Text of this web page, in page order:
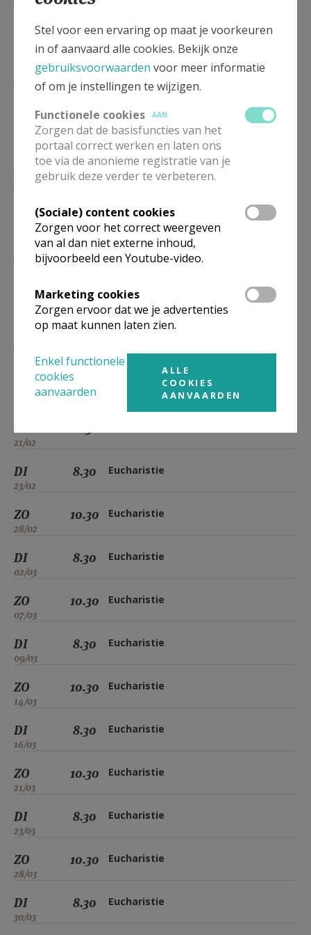
19/01
Eucharistie
10.30 Eucharistie
26/01
8.30 Eucharistie
10.30 Eucharistie
02/02
8.30 Eucharistie
10.30 Eucharistie
09/02
8.30 Eucharistie
14/02
16/02
8.30 Eucharistie
21/02
DI
23/02
8.30 Eucharistie
ZO
28/02
10.30 Eucharistie
DI
02/03
8.30 Eucharistie
ZO
07/03
10.30 Eucharistie
DI
09/03
8.30 Eucharistie
ZO
14/03
10.30 Eucharistie
DI
16/03
8.30 Eucharistie
ZO
21/03
10.30 Eucharistie
DI
23/03
8.30 Eucharistie
ZO
28/03
10.30 Eucharistie
DI
30/03
8.30 Eucharistie
Stel voor een ervaring op maat je voorkeuren
in of aanvaard alle cookies. Bekijk onze
gebruiksvoorwaarden voor meer informatie
of om je instellingen te wijzigen.
Functionele cookies
AAN
Zorgen dat de basisfuncties van het
portaal correct werken en laten ons
toe via de anonieme registratie van je
gebruik deze verder te verbeteren.
(Sociale) content cookies
Zorgen voor het correct weergeven
van al dan niet externe inhoud,
bijvoorbeeld een Youtube-video.
Marketing cookies
Zorgen ervoor dat we je advertenties
op maat kunnen laten zien.
Enkel functionele
cookies
aanvaarden
ALLE
COOKIES
AANVAARDEN